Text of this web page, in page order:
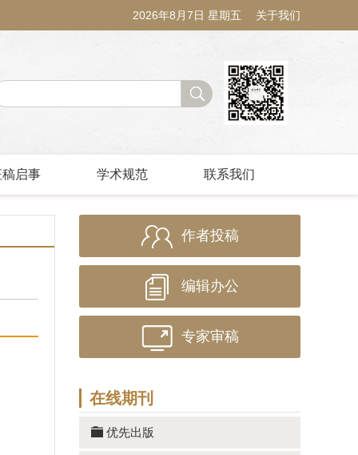
2026年8月7日 星期五 关于我们
稿启事 学术规范 联系我们
作者投稿
编辑办公
专家审稿
在线期刊
优先出版